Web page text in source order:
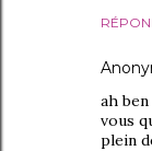
ah
vous
plein